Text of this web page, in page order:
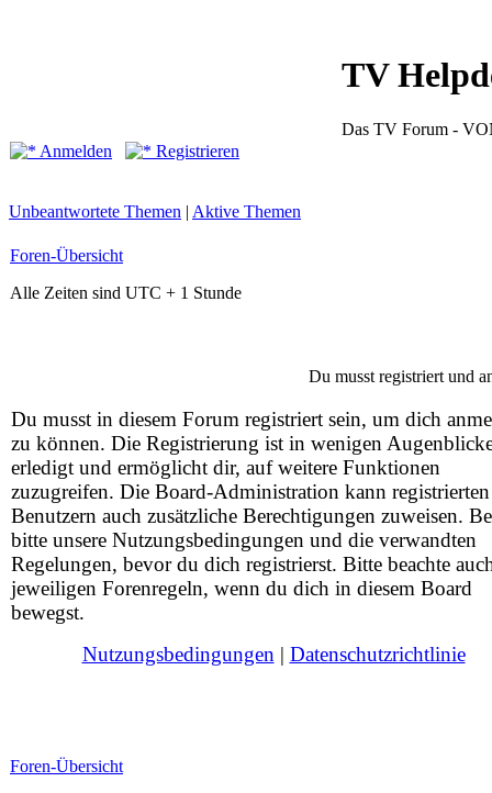
TV
Das TV Forum -
Anmelden
Registrieren
Unbeantwortete Themen | Aktive Themen
Foren-Übersicht
Alle Zeiten sind UTC + 1 Stunde
Du musst registriert und
Du musst in diesem Forum registriert sein, um dich
zu können. Die Registrierung ist in wenigen
erledigt und ermöglicht dir, auf weitere Funktionen
zuzugreifen. Die Board-Administration kann registrierten
Benutzern auch zusätzliche Berechtigungen zuweisen.
bitte unsere Nutzungsbedingungen und die verwandten
Regelungen, bevor du dich registrierst. Bitte beachte
jeweiligen Forenregeln, wenn du dich in diesem Board
bewegst.
Nutzungsbedingungen | Datenschutzrichtlinie
Foren-Übersicht